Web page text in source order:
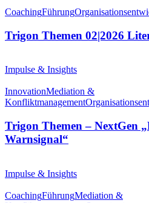
CoachingFührung
Trigon Themen 02|2026
Impulse & Insights
InnovationMediation &
Konfliktmanagement
Trigon Themen – NextGen
Warnsignal“
Impulse & Insights
CoachingFührungMediation &